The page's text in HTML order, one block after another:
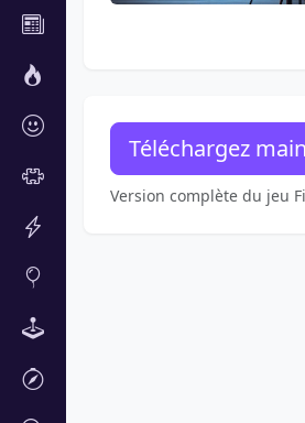
Téléchargez
Version complète du jeu